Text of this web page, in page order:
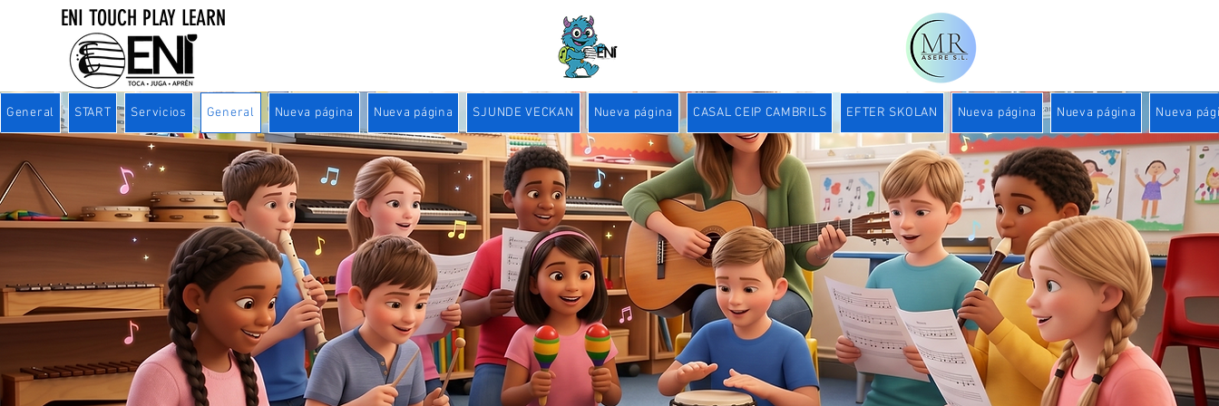
ENI TOUCH PLAY LEARN
General START Servicios General Nueva página Nueva página SJUNDE VECKAN Nueva página CASAL CEIP CAMBRILS EFTER SKOLAN Nueva página Nueva página Nueva